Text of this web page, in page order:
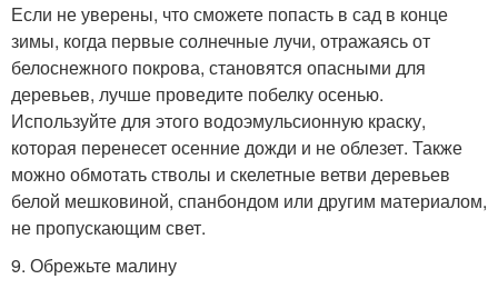
Если не уверены, что сможете попасть в сад в конце
зимы, когда первые солнечные лучи, отражаясь от
белоснежного покрова, становятся опасными для
деревьев, лучше проведите побелку осенью.
Используйте для этого водоэмульсионную краску,
которая перенесет осенние дожди и не облезет. Также
можно обмотать стволы и скелетные ветви деревьев
белой мешковиной, спанбондом или другим материалом,
не пропускающим свет.
9. Обрежьте малину